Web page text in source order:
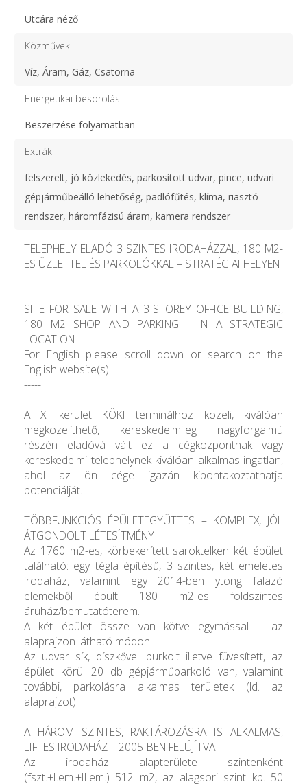
Utcára néző
Közművek
Víz, Áram, Gáz, Csatorna
Energetikai besorolás
Beszerzése folyamatban
Extrák
felszerelt, jó közlekedés, parkosított udvar, pince, udvari
gépjárműbeálló lehetőség, padlófűtés, klíma, riasztó
rendszer, háromfázisú áram, kamera rendszer
TELEPHELY ELADÓ 3 SZINTES IRODAHÁZZAL, 180 M2-
ES ÜZLETTEL ÉS PARKOLÓKKAL – STRATÉGIAI HELYEN
-----
SITE FOR SALE WITH A 3-STOREY OFFICE BUILDING,
180 M2 SHOP AND PARKING - IN A STRATEGIC
LOCATION
For English please scroll down or search on the
English website(s)!
-----
A X. kerület KÖKI terminálhoz közeli, kiválóan
megközelíthető, kereskedelmileg nagyforgalmú
részén eladóvá vált ez a cégközpontnak vagy
kereskedelmi telephelynek kiválóan alkalmas ingatlan,
ahol az ön cége igazán kibontakoztathatja
potenciálját.
TÖBBFUNKCIÓS ÉPÜLETEGYÜTTES – KOMPLEX, JÓL
ÁTGONDOLT LÉTESÍTMÉNY
Az 1760 m2-es, körbekerített saroktelken két épület
található: egy tégla építésű, 3 szintes, két emeletes
irodaház, valamint egy 2014-ben ytong falazó
elemekből épült 180 m2-es földszintes
áruház/bemutatóterem.
A két épület össze van kötve egymással – az
alaprajzon látható módon.
Az udvar sík, díszkővel burkolt illetve füvesített, az
épület körül 20 db gépjárműparkoló van, valamint
további, parkolásra alkalmas területek (ld. az
alaprajzot).
A HÁROM SZINTES, RAKTÁROZÁSRA IS ALKALMAS,
LIFTES IRODAHÁZ – 2005-BEN FELÚJÍTVA
Az irodaház alapterülete szintenként
(fszt.+I.em.+II.em.) 512 m2, az alagsori szint kb. 50